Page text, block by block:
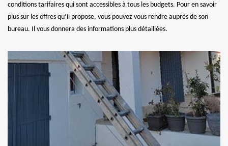
conditions tarifaires qui sont accessibles à tous les budgets. Pour en savoir
plus sur les offres qu’il propose, vous pouvez vous rendre auprès de son
bureau. Il vous donnera des informations plus détaillées.